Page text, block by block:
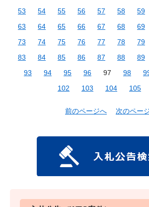
53
54 55 56 57 58 59
63
64 65 66 67 68 69
73
74 75 76 77 78 79
83
84 85 86 87 88 89
93
94 95 96 97 98
102
103 104 105
前のページへ 次のペー